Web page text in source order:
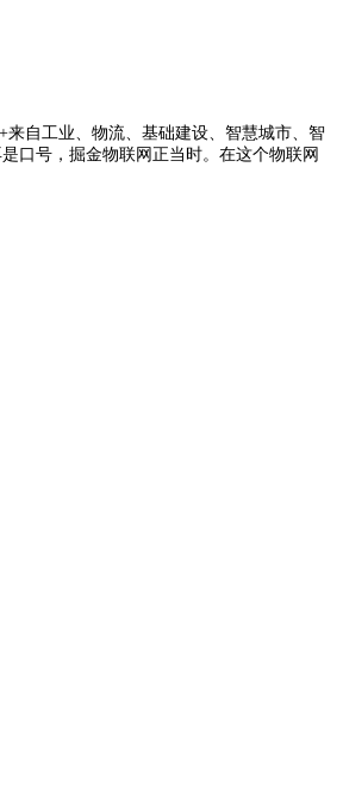
自工业、物流、基础建设、智慧城市、智
口号，掘金物联网正当时。在这个物联网